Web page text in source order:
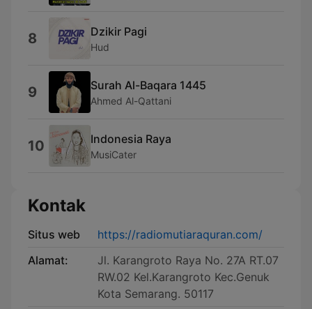
8 Dzikir Pagi
Hud
9 Surah Al-Baqara 1445
Ahmed Al-Qattani
10 Indonesia Raya
MusiCater
Kontak
Situs web
https://radiomutiaraquran.com/
Alamat:
Jl. Karangroto Raya No. 27A RT.07
RW.02 Kel.Karangroto Kec.Genuk
Kota Semarang. 50117